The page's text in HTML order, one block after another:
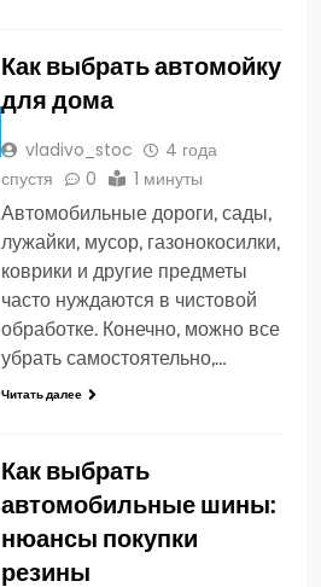
Как выбрать автомойку
для дома
vladivo_stoc
4 года
спустя
0 1 минуты
Автомобильные дороги, сады,
лужайки, мусор, газонокосилки,
коврики и другие предметы
часто нуждаются в чистовой
обработке. Конечно, можно все
убрать самостоятельно,…
Читать далее
Как выбрать
автомобильные шины:
нюансы покупки
резины